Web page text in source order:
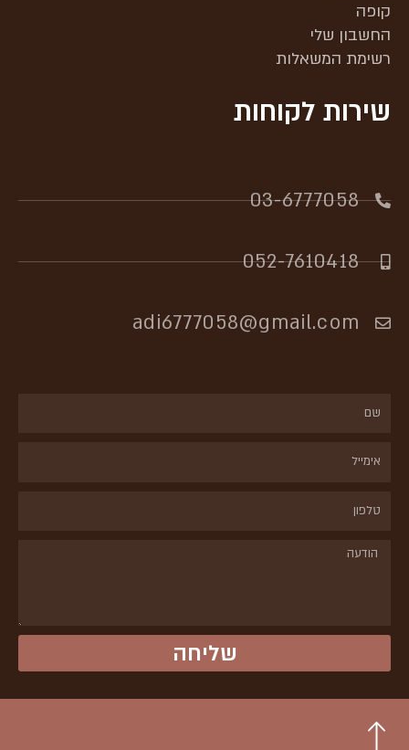
קופה
החשבון שלי
רשימת המשאלות
שירות לקוחות
03-6777058​
052-7610418
adi6777058@gmail.com
הודעה
שליחה